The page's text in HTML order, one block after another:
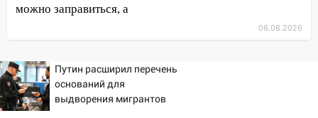
11:25
В Ульяновске ИИ будет выявлять
11:20
Ульяновская шахматистка
Валерия Клейменова выиграла два
золота в составе сборной мира
можно заправиться, а
06.08.2026
Путин расширил перечень
оснований для
выдворения мигрантов